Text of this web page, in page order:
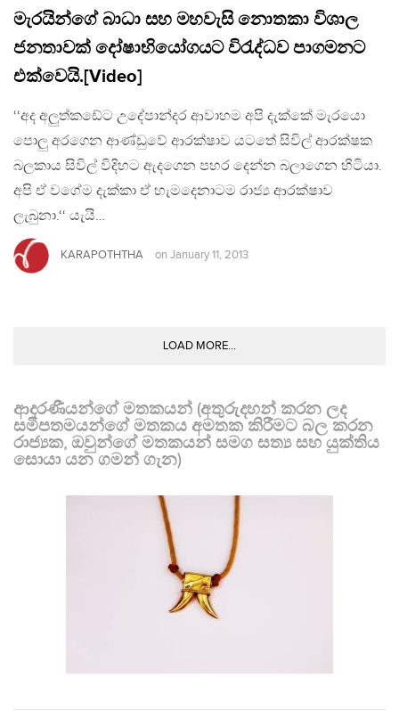
මැරයින්ගේ බාධා සහ මහවැසි නොතකා විශාල
ජනතාවක් දෝෂාභියෝගයට විරැද්ධව පාගමනට
එක්වෙයි.[Video]
‘‘අද අලුත්කඩේට උදේපාන්දර ආවාහම අපි දැක්කේ මැරයො
පොලු අරගෙන ආණ්ඩුවේ ආරක්ෂාව යටතේ සිවිල් ආරක්ෂක
බලකාය සිවිල් විදිහට ඇදගෙන පහර දෙන්න බලාගෙන හිටියා.
අපි ඒ වගේම දැක්කා ඒ හැමදෙනාටම රාජ්‍ය ආරක්ෂාව
ලැබුනා.‘‘ යැයි…
KARAPOTHTHA on January 11, 2013
LOAD MORE...
ආදරණීයන්ගේ මතකයන් (අතුරුදහන් කරන ලද
සමීපතමයන්ගේ මතකය අමතක කිරීමට බල කරන
රාජ්‍යක, ඔවුන්ගේ මතකයන් සමග සත්‍ය සහ යුක්තිය
සොයා යන ගමන් ගැන)